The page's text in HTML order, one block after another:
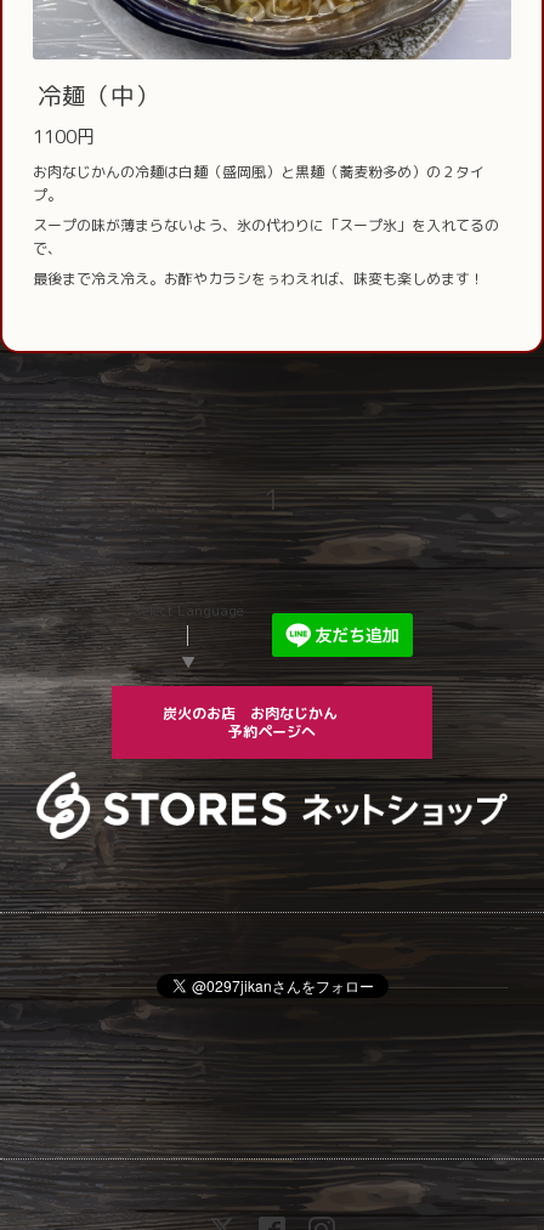
冷麺（中）
1100円
お肉なじかんの冷麺は白麺（盛岡風）と黒麺（蕎麦粉多め）の２タイ
プ。
スープの味が薄まらないよう、氷の代わりに「スープ氷」を入れてるの
で、
最後まで冷え冷え。お酢やカラシをぅわえれば、味変も楽しめます！
1
Select Language
▼
炭火のお店 お肉なじかん
予約ページへ